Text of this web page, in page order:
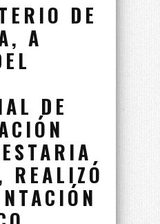
DE
A
DE
REALIZÓ